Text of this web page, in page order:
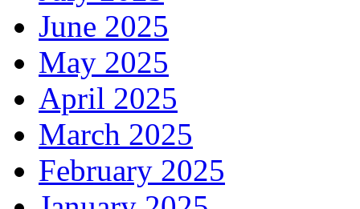
June 2025
May 2025
April 2025
March 2025
February 2025